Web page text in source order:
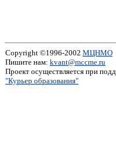
Copyright ©1996-2002 МЦНМО
Пишите нам: kvant@mccme.ru
Проект осуществляется при
"Курьер образования"